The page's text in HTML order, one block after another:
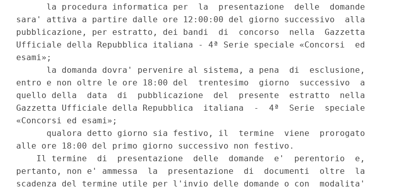
      la procedura informatica per  la  presentazione  delle  domande
sara' attiva a partire dalle ore 12:00:00 del giorno successivo  alla
pubblicazione, per estratto, dei bandi  di  concorso  nella  Gazzetta
Ufficiale della Repubblica italiana - 4ª Serie speciale «Concorsi  ed
esami»;
      la domanda dovra' pervenire al sistema, a pena  di  esclusione,
entro e non oltre le ore 18:00 del  trentesimo  giorno  successivo  a
quello della  data  di  pubblicazione  del  presente  estratto  nella
Gazzetta Ufficiale della Repubblica  italiana  -  4ª  Serie  speciale
«Concorsi ed esami»;
      qualora detto giorno sia festivo, il  termine  viene  prorogato
alle ore 18:00 del primo giorno successivo non festivo.
    Il termine  di  presentazione  delle  domande  e'  perentorio  e,
pertanto, non e' ammessa  la  presentazione  di  documenti  oltre  la
scadenza del termine utile per l'invio delle domande o con  modalita'